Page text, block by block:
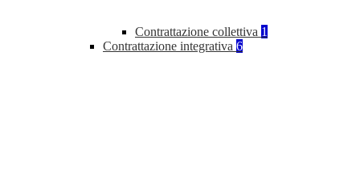
Contrattazione collettiva 1
Contrattazione integrativa 6